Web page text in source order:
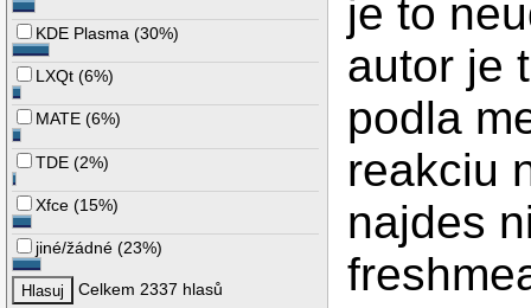
KDE Plasma (30%)
LXQt (6%)
MATE (6%)
TDE (2%)
Xfce (15%)
jiné/žádné (23%)
Celkem 2337 hlasů
je to
autor je
podla
reakciu
najdes